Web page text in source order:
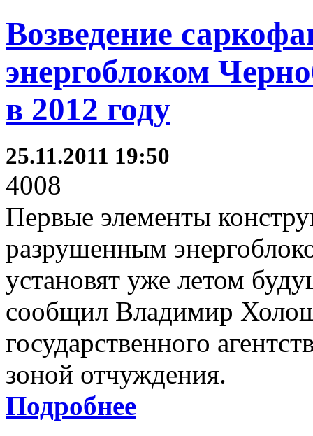
Возведение
энергоблоком
в 2012 году
25.11.2011 19:50
4008
Первые элементы
разрушенным
установят уже летом
сообщил Владимир
государственного
зоной отчуждения.
Подробнее